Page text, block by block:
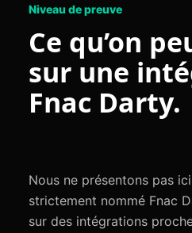
Niveau de preuve
Ce qu’on
sur une
Fnac Darty.
Nous ne présentons pas
strictement nommé Fnac
sur des intégrations